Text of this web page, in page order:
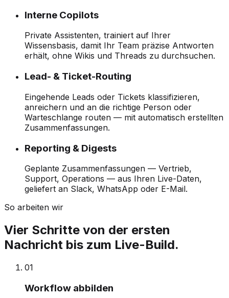
Interne Copilots
Private Assistenten, trainiert auf Ihrer
Wissensbasis, damit Ihr Team präzise Antworten
erhält, ohne Wikis und Threads zu durchsuchen.
Lead- & Ticket-Routing
Eingehende Leads oder Tickets klassifizieren,
anreichern und an die richtige Person oder
Warteschlange routen — mit automatisch erstellten
Zusammenfassungen.
Reporting & Digests
Geplante Zusammenfassungen — Vertrieb,
Support, Operations — aus Ihren Live-Daten,
geliefert an Slack, WhatsApp oder E-Mail.
So arbeiten wir
Vier Schritte von der ersten
Nachricht bis zum Live-Build.
01
Workflow abbilden